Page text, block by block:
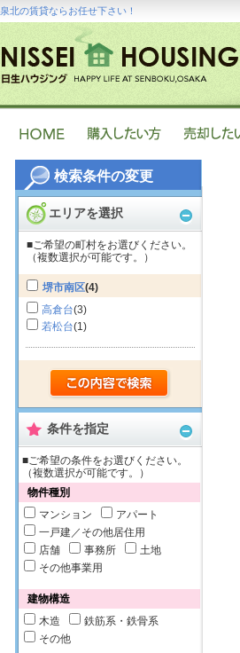
検索条件の変更
エリアを選択
■ご希望の町村をお選びください。
（複数選択が可能です。）
堺市南区(4)
高倉台(3)
若松台(1)
条件を指定
■ご希望の条件をお選びください。
（複数選択が可能です。）
物件種別
マンション
アパート
一戸建／その他居住用
店舗
事務所
土地
その他事業用
建物構造
木造
鉄筋系・鉄骨系
その他
泉北の賃貸ならお任せ下さい！